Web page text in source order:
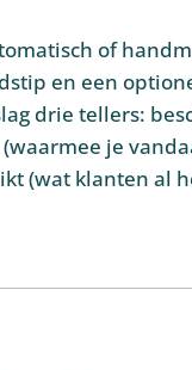
of
en een
drie tellers:
je
(wat klanten al